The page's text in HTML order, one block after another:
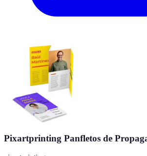
Pixartprinting Panfletos de